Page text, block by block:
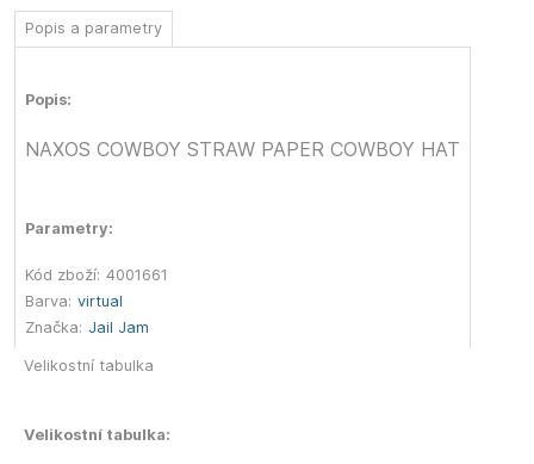
Popis a parametry
Popis:
NAXOS COWBOY STRAW PAPER COWBOY HAT
Parametry:
Kód zboží: 4001661
Barva: virtual
Značka: Jail Jam
Velikostní tabulka
Velikostní tabulka: